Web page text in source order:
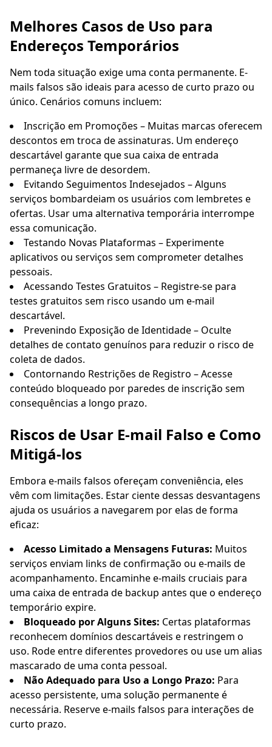
Melhores Casos de Uso para
Endereços Temporários
Nem toda situação exige uma conta permanente. E-
mails falsos são ideais para acesso de curto prazo ou
único. Cenários comuns incluem:
Inscrição em Promoções – Muitas marcas oferecem
descontos em troca de assinaturas. Um endereço
descartável garante que sua caixa de entrada
permaneça livre de desordem.
Evitando Seguimentos Indesejados – Alguns
serviços bombardeiam os usuários com lembretes e
ofertas. Usar uma alternativa temporária interrompe
essa comunicação.
Testando Novas Plataformas – Experimente
aplicativos ou serviços sem comprometer detalhes
pessoais.
Acessando Testes Gratuitos – Registre-se para
testes gratuitos sem risco usando um e-mail
descartável.
Prevenindo Exposição de Identidade – Oculte
detalhes de contato genuínos para reduzir o risco de
coleta de dados.
Contornando Restrições de Registro – Acesse
conteúdo bloqueado por paredes de inscrição sem
consequências a longo prazo.
Riscos de Usar E-mail Falso e Como
Mitigá-los
Embora e-mails falsos ofereçam conveniência, eles
vêm com limitações. Estar ciente dessas desvantagens
ajuda os usuários a navegarem por elas de forma
eficaz:
Acesso Limitado a Mensagens Futuras: Muitos
serviços enviam links de confirmação ou e-mails de
acompanhamento. Encaminhe e-mails cruciais para
uma caixa de entrada de backup antes que o endereço
temporário expire.
Bloqueado por Alguns Sites: Certas plataformas
reconhecem domínios descartáveis e restringem o
uso. Rode entre diferentes provedores ou use um alias
mascarado de uma conta pessoal.
Não Adequado para Uso a Longo Prazo: Para
acesso persistente, uma solução permanente é
necessária. Reserve e-mails falsos para interações de
curto prazo.